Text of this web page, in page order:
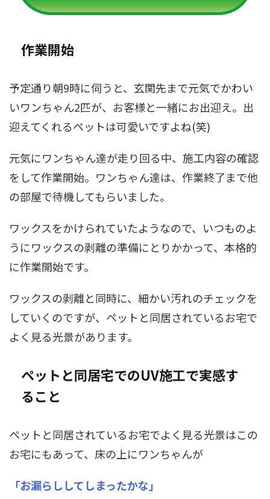
作業開始
予定通り朝9時に伺うと、玄関先まで元気でかわい
いワンちゃん2匹が、お客様と一緒にお出迎え。出
迎えてくれるペットは可愛いですよね(笑)
元気にワンちゃん達が走り回る中、施工内容の確認
をして作業開始。ワンちゃん達は、作業終了まで他
の部屋で待機してもらいました。
ワックスをかけられていたようなので、いつものよ
うにワックスの剥離の準備にとりかかって、本格的
に作業開始です。
ワックスの剥離と同時に、細かい汚れのチェックを
していくのですが、ペットと同居されているお宅で
よく見る光景があります。
ペットと同居宅でのUV施工で実感す
ること
ペットと同居されているお宅でよく見る光景はこの
お宅にもあって、床の上にワンちゃんが
「お漏らししてしまったかな」